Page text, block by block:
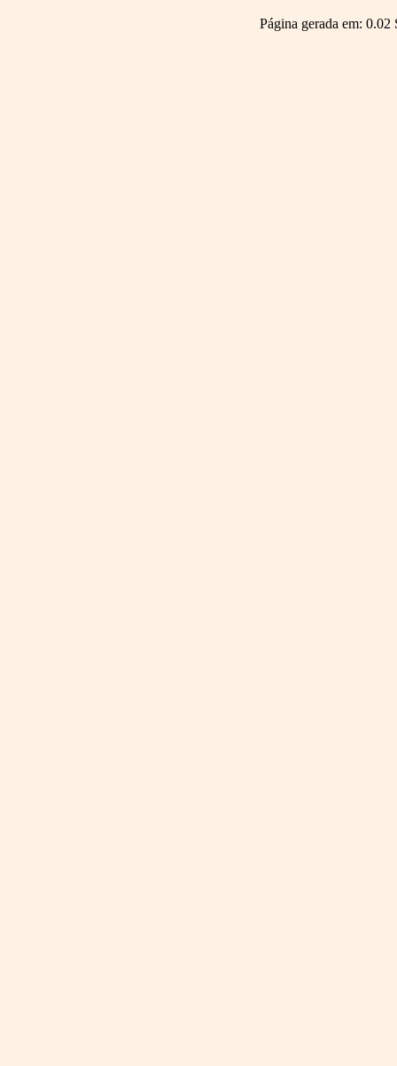
Página gerada em: 0.02